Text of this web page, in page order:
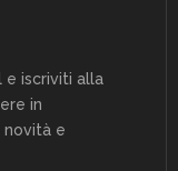
e iscriviti alla
in
e